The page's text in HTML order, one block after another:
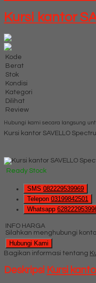
Kursi kantor
Kode
Berat
Stok
Kondisi
Kategori
Dilihat
Review
Hubungi kami secara langsung
Kursi kantor SAVELLO
Ready Stock
SMS 082229539969
Telepon 03199842501
Whatsapp
INFO HARGA
Silahkan menghubungi
Hubungi Kami
Bagikan informasi tentang
Deskripsi Kursi